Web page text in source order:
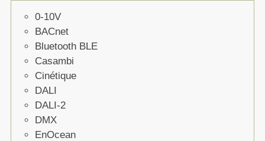
0-10V
BACnet
Bluetooth BLE
Casambi
Cinétique
DALI
DALI-2
DMX
EnOcean